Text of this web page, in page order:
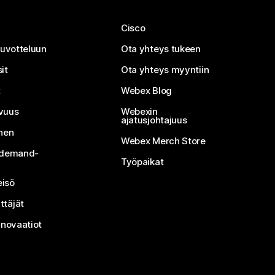
Cisco
Ota yhteys tukeen
Ota yhteys myyntiin
Webex Blog
Webexin
ajatusjohtajuus
Webex Merch Store
Työpaikat